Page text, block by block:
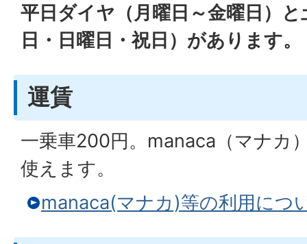
平日ダイヤ（月曜日～金曜日）
日・日曜日・祝日）があります。
運賃
一乗車200円。manaca（マナカ
使えます。
manaca(マナカ)等の利用につ